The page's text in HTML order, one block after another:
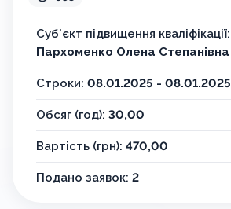
Суб'єкт підвищення кваліфікації:
Пархоменко Олена Степанівна
Строки: 08.01.2025 - 08.01.2025
Обсяг (год): 30,00
Вартість (грн): 470,00
Подано заявок: 2